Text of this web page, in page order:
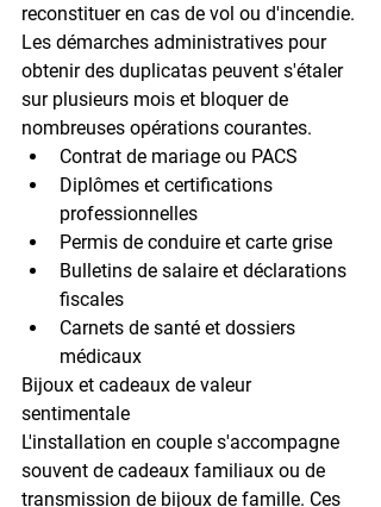
reconstituer en cas de vol ou d'incendie.
Les démarches administratives pour
obtenir des duplicatas peuvent s'étaler
sur plusieurs mois et bloquer de
nombreuses opérations courantes.
Contrat de mariage ou PACS
Diplômes et certifications
professionnelles
Permis de conduire et carte grise
Bulletins de salaire et déclarations
fiscales
Carnets de santé et dossiers
médicaux
Bijoux et cadeaux de valeur
sentimentale
L'installation en couple s'accompagne
souvent de cadeaux familiaux ou de
transmission de bijoux de famille. Ces